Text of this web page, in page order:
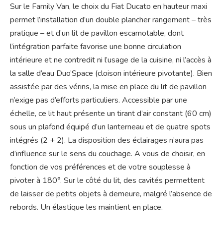
Sur le Family Van, le choix du Fiat Ducato en hauteur maxi
permet l’installation d’un double plancher rangement – très
pratique – et d’un lit de pavillon escamotable, dont
l’intégration parfaite favorise une bonne circulation
intérieure et ne contredit ni l’usage de la cuisine, ni l’accès à
la salle d’eau Duo’Space (cloison intérieure pivotante). Bien
assistée par des vérins, la mise en place du lit de pavillon
n’exige pas d’efforts particuliers. Accessible par une
échelle, ce lit haut présente un tirant d’air constant (60 cm)
sous un plafond équipé d’un lanterneau et de quatre spots
intégrés (2 + 2). La disposition des éclairages n’aura pas
d’influence sur le sens du couchage. A vous de choisir, en
fonction de vos préférences et de votre souplesse à
pivoter à 180°. Sur le côté du lit, des cavités permettent
de laisser de petits objets à demeure, malgré l’absence de
rebords. Un élastique les maintient en place.